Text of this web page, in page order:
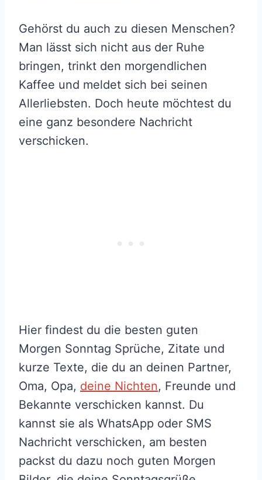
Gehörst du auch zu diesen Menschen?
Man lässt sich nicht aus der Ruhe
bringen, trinkt den morgendlichen
Kaffee und meldet sich bei seinen
Allerliebsten. Doch heute möchtest du
eine ganz besondere Nachricht
verschicken.
Hier findest du die besten guten
Morgen Sonntag Sprüche, Zitate und
kurze Texte, die du an deinen Partner,
Oma, Opa, deine Nichten, Freunde und
Bekannte verschicken kannst. Du
kannst sie als WhatsApp oder SMS
Nachricht verschicken, am besten
packst du dazu noch guten Morgen